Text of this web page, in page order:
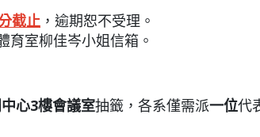
截止 ，逾期恕不受理。
育室柳佳岑小姐信箱。
心3樓會議室抽籤，各系僅需派一位代